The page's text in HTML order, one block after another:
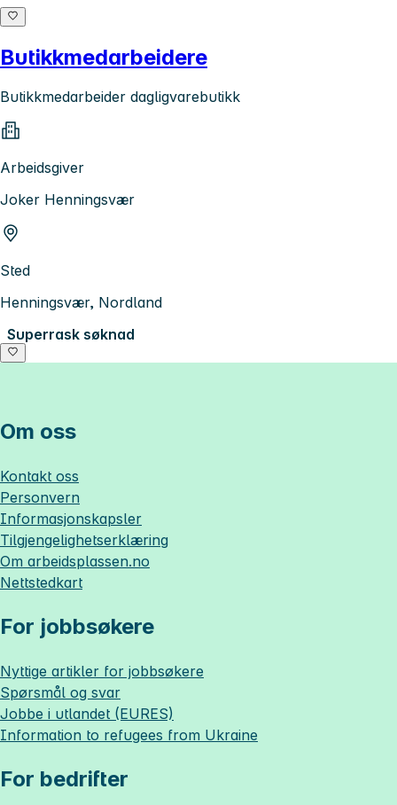
Butikkmedarbeidere
Butikkmedarbeider dagligvarebutikk
Arbeidsgiver
Joker Henningsvær
Sted
Henningsvær, Nordland
Superrask søknad
Om oss
Kontakt oss
Personvern
Informasjonskapsler
Tilgjengelighetserklæring
Om arbeidsplassen.no
Nettstedkart
For jobbsøkere
Nyttige artikler for jobbsøkere
Spørsmål og svar
Jobbe i utlandet (EURES)
Information to refugees from Ukraine
For bedrifter